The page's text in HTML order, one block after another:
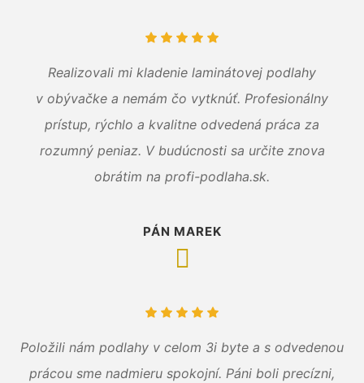
Realizovali mi kladenie laminátovej podlahy
v obývačke a nemám čo vytknúť. Profesionálny
prístup, rýchlo a kvalitne odvedená práca za
rozumný peniaz. V budúcnosti sa určite znova
obrátim na profi-podlaha.sk.
PÁN MAREK
Položili nám podlahy v celom 3i byte a s odvedenou
prácou sme nadmieru spokojní. Páni boli precízni,